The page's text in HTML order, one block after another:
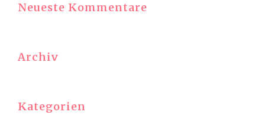
Neueste Kommentare
Archiv
Kategorien